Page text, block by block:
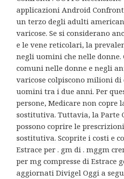
applicazioni Android
un terzo degli adulti
varicose. Se si considerano
e le vene reticolari, la
negli uomini che nelle donne.
comuni nelle donne e negli
varicose colpiscono milioni
uomini tra i due anni. Per
persone, Medicare non copre
sostitutiva. Tuttavia, la Parte
possono coprire le
sostitutiva. Scoprite i costi e
Estrace per . gm di . mggm
per mg compresse di Estrace
aggiornati Divigel Oggi a